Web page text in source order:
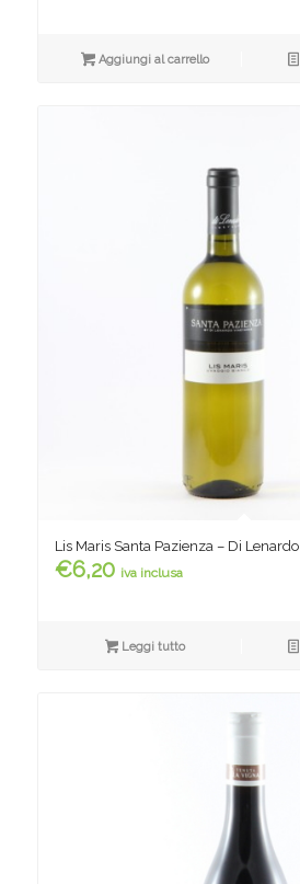
Aggiungi al carrello
Lis Maris Santa Pazienza – Di Lenardo
€6,20 iva inclusa
Leggi tutto